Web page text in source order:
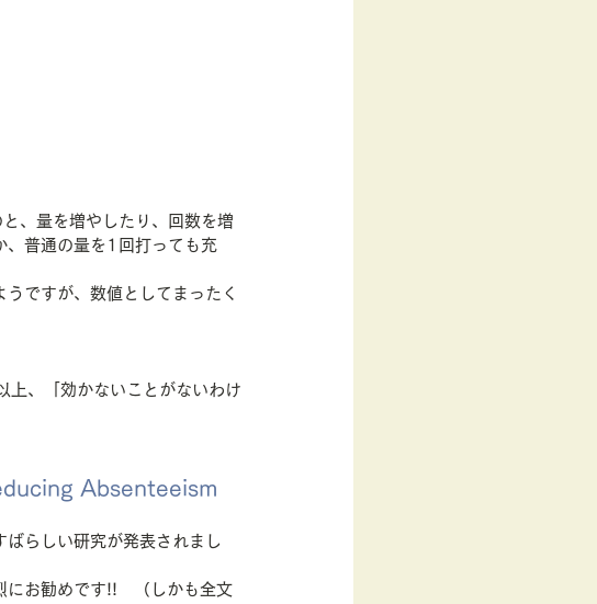
、量を増やしたり、回数を増
、普通の量を1回打っても充
ですが、数値としてまったく
上、「効かないことがないわけ
Absenteeism
ばらしい研究が発表されまし
にお勧めです!!　（しかも全文